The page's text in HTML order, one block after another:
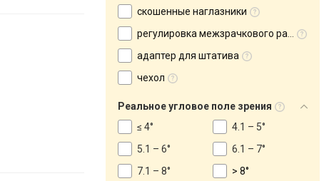
скошенные наглазники
регулировка межзрачкового расстояния
адаптер для штатива
чехол
Реальное угловое поле зрения
≤ 4°
4.1 – 5°
5.1 – 6°
6.1 – 7°
7.1 – 8°
> 8°